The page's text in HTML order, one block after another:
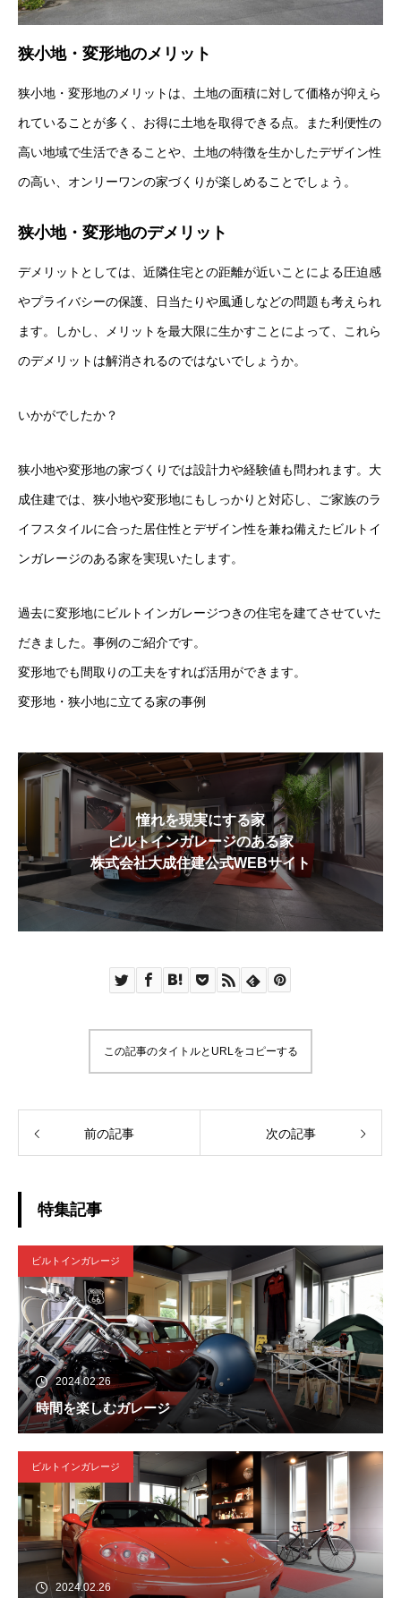
狭小地・変形地のメリット
狭小地・変形地のメリットは、土地の面積に対して価格が抑えら
れていることが多く、お得に土地を取得できる点。また利便性の
高い地域で生活できることや、土地の特徴を生かしたデザイン性
の高い、オンリーワンの家づくりが楽しめることでしょう。
狭小地・変形地のデメリット
デメリットとしては、近隣住宅との距離が近いことによる圧迫感
やプライバシーの保護、日当たりや風通しなどの問題も考えられ
ます。しかし、メリットを最大限に生かすことによって、これら
のデメリットは解消されるのではないでしょうか。
いかがでしたか？
狭小地や変形地の家づくりでは設計力や経験値も問われます。大
成住建では、狭小地や変形地にもしっかりと対応し、ご家族のラ
イフスタイルに合った居住性とデザイン性を兼ね備えたビルトイ
ンガレージのある家を実現いたします。
過去に変形地にビルトインガレージつきの住宅を建てさせていた
だきました。事例のご紹介です。
変形地でも間取りの工夫をすれば活用ができます。
変形地・狭小地に立てる家の事例
憧れを現実にする家
ビルトインガレージのある家
株式会社大成住建公式WEBサイト
この記事のタイトルとURLをコピーする
前の記事 次の記事
特集記事
ビルトインガレージ
2024.02.26
時間を楽しむガレージ
ビルトインガレージ
2024.02.26